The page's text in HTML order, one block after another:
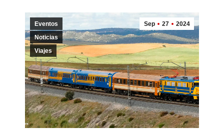
Sep 27 2024
Eventos
Noticias
Viajes